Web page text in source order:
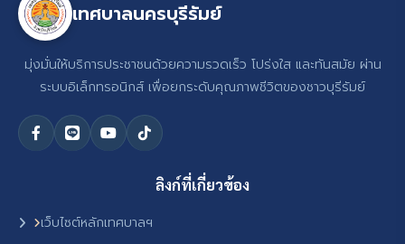
เทศบาลนครบุรีรัมย์
มุ่งมั่นให้บริการประชาชนด้วยความรวดเร็ว โปร่งใส และทันสมัย ผ่าน
ระบบอิเล็กทรอนิกส์ เพื่อยกระดับคุณภาพชีวิตของชาวบุรีรัมย์
ลิงก์ที่เกี่ยวข้อง
เว็บไซต์หลักเทศบาลฯ